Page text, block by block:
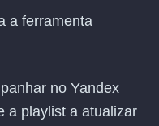
a ferramenta
no Yandex
a playlist a atualizar